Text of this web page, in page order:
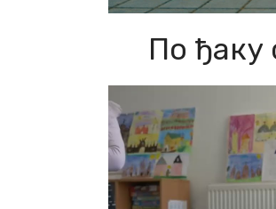
По ђаку